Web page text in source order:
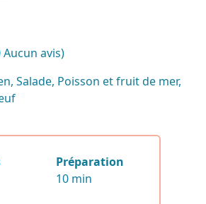
Aucun avis)
Salade, Poisson et fruit de mer,
Préparation
10 min